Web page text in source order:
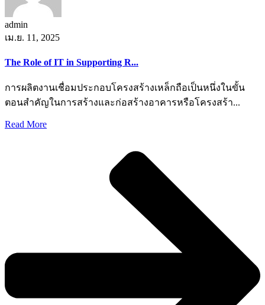
admin
เม.ย. 11, 2025
The Role of IT in Supporting R...
การผลิตงานเชื่อมประกอบโครงสร้างเหล็กถือเป็นหนึ่งในขั้น
ตอนสำคัญในการสร้างและก่อสร้างอาคารหรือโครงสร้า...
Read More